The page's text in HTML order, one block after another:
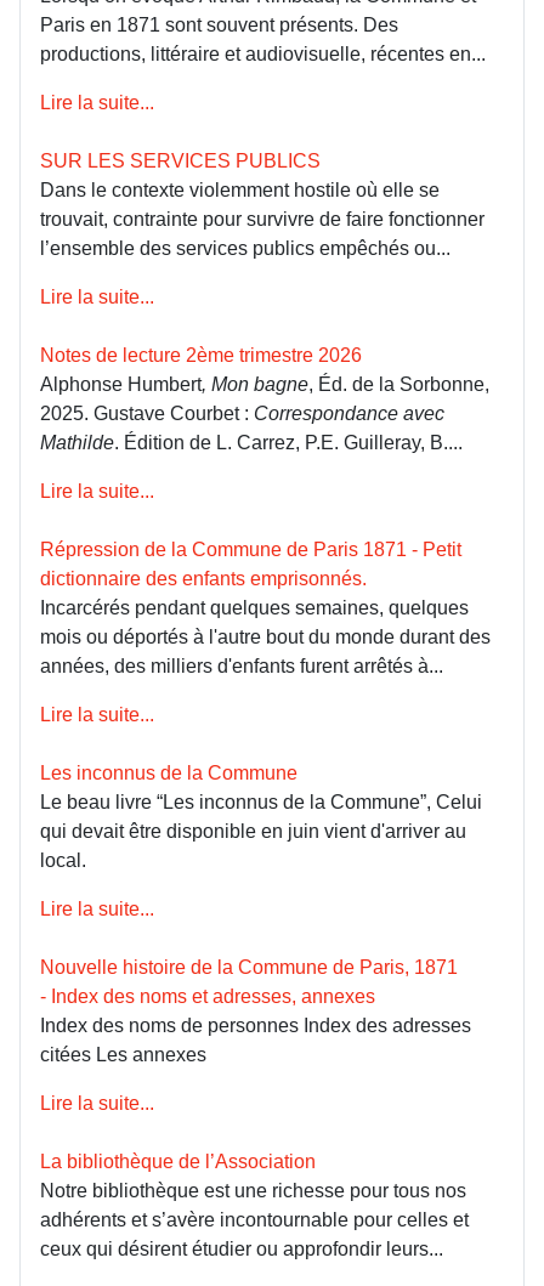
Paris en 1871 sont souvent présents. Des
productions, littéraire et audiovisuelle, récentes en...
Lire la suite...
SUR LES SERVICES PUBLICS
Dans le contexte violemment hostile où elle se
trouvait, contrainte pour survivre de faire fonctionner
l’ensemble des services publics empêchés ou...
Lire la suite...
Notes de lecture 2ème trimestre 2026
Alphonse Humbert, Mon bagne, Éd. de la Sorbonne,
2025. Gustave Courbet : Correspondance avec
Mathilde. Édition de L. Carrez, P.E. Guilleray, B....
Lire la suite...
Répression de la Commune de Paris 1871 - Petit
dictionnaire des enfants emprisonnés.
Incarcérés pendant quelques semaines, quelques
mois ou déportés à l'autre bout du monde durant des
années, des milliers d'enfants furent arrêtés à...
Lire la suite...
Les inconnus de la Commune
Le beau livre “Les inconnus de la Commune”, Celui
qui devait être disponible en juin vient d'arriver au
local.
Lire la suite...
Nouvelle histoire de la Commune de Paris, 1871
- Index des noms et adresses, annexes
Index des noms de personnes Index des adresses
citées Les annexes
Lire la suite...
La bibliothèque de l’Association
Notre bibliothèque est une richesse pour tous nos
adhérents et s’avère incontournable pour celles et
ceux qui désirent étudier ou approfondir leurs...